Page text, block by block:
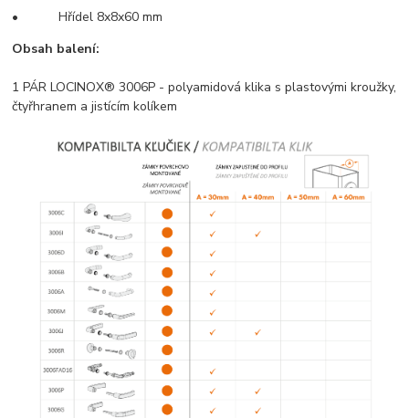
• Hřídel 8x8x60 mm
Obsah balení:
1 PÁR LOCINOX® 3006P - polyamidová klika s plastovými kroužky,
čtyřhranem a jistícím kolíkem